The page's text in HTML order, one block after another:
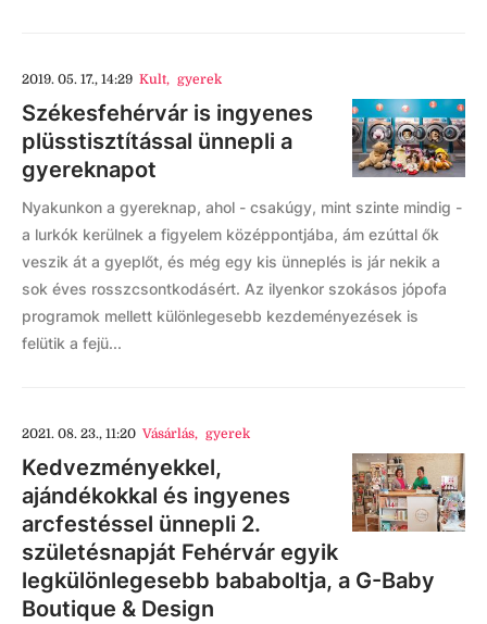
2019. 05. 17., 14:29 Kult, gyerek
Székesfehérvár is ingyenes
plüsstisztítással ünnepli a
gyereknapot
Nyakunkon a gyereknap, ahol - csakúgy, mint szinte mindig -
a lurkók kerülnek a figyelem középpontjába, ám ezúttal ők
veszik át a gyeplőt, és még egy kis ünneplés is jár nekik a
sok éves rosszcsontkodásért. Az ilyenkor szokásos jópofa
programok mellett különlegesebb kezdeményezések is
felütik a fejü...
2021. 08. 23., 11:20 Vásárlás, gyerek
Kedvezményekkel,
ajándékokkal és ingyenes
arcfestéssel ünnepli 2.
születésnapját Fehérvár egyik
legkülönlegesebb bababoltja, a G-Baby
Boutique & Design